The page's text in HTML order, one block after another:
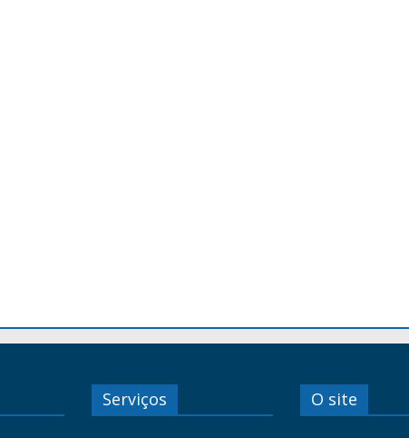
Serviços O site